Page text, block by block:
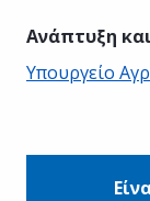
Ανάπτυξη
Υπουργείο